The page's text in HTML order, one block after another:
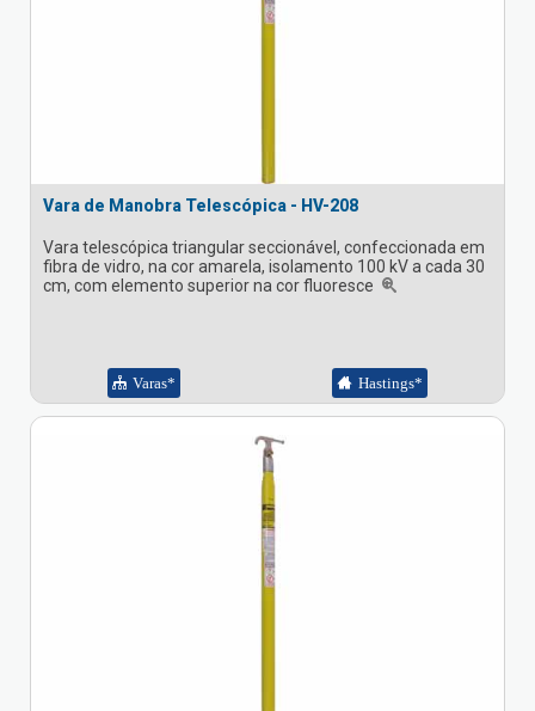
Vara de Manobra Telescópica - HV-208
Vara telescópica triangular seccionável, confeccionada em
fibra de vidro, na cor amarela, isolamento 100 kV a cada 30
cm, com elemento superior na cor fluoresce
Varas* Hastings*